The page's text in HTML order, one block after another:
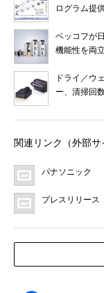
ログラム提
ベッコフが
機能性を両立
ドライ／ウ
ー、清掃回
関連リンク（外部サ
パナソニック
プレスリリース